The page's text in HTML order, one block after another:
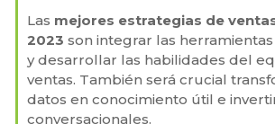
Las mejores estrategias de
2023 son integrar las
y desarrollar las habilidades del
ventas. También será crucial
datos en conocimiento útil e
conversacionales.